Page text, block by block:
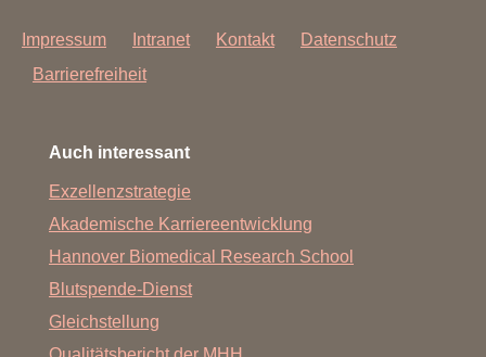
Impressum Intranet Kontakt
Datenschutz
Barrierefreiheit
Auch interessant
Exzellenzstrategie
Akademische Karriereentwicklung
Hannover Biomedical Research School
Blutspende-Dienst
Gleichstellung